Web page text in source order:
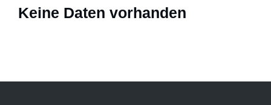
Keine Daten vorhanden